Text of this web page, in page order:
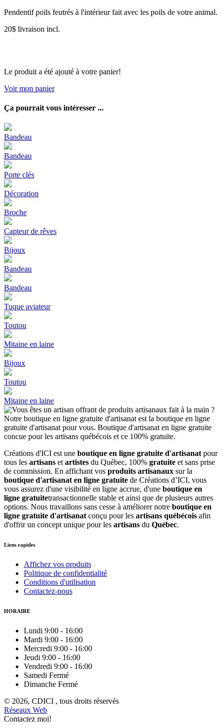
Pendentif poils feutrés à l'intérieur fait avec les poils de votre animal.
20$ livraison incl.
Le produit a été ajouté à votre panier!
Voir mon panier
Ça pourrait vous intéresser ...
Bandeau
Bandeau
Porte clés
Décoration
Broche
Capteur de rêves
Bijoux
Bandeau
Bandeau
Tuque aviateur
Toutou
Mitaine en laine
Bijoux
Toutou
Mitaine en laine
Créations d'ICI est une boutique en ligne gratuite d'artisanat pour
tous les artisans et artistes du Québec, 100% gratuite et sans prise
de commission. En affichant vos produits artisanaux sur la
boutique d'artisanat en ligne gratuite de Créations d’ICI, vous
vous assurez d'une visibilité en ligne accrue, d'une boutique en
ligne gratuitetransactionnelle stable et ainsi que de plusieurs autres
options. Nous travaillons sans cesse à améliorer notre boutique en
ligne gratuite d'artisanat conçu pour les artisans québécois afin
d'offrir un concept unique pour les artisans du Québec.
Liens rapides
Affichez vos produits
Politique de confidentialité
Conditions d'utilisation
Contactez-nous
HORAIRE
Lundi 9:00 - 16:00
Mardi 9:00 - 16:00
Mercredi 9:00 - 16:00
Jeudi 9:00 - 16:00
Vendredi 9:00 - 16:00
Samedi Fermé
Dimanche Fermé
© 2026, CDICI , tous droits réservés
Réseaux Web
Contactez moi!